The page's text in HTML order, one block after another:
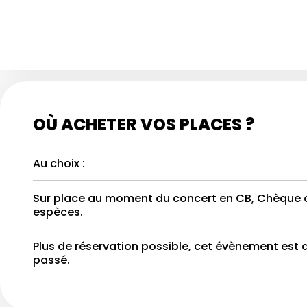
OÙ ACHETER VOS PLACES ?
Au choix :
Sur place au moment du concert en CB, Chèque
espèces.
Plus de réservation possible, cet évènement est
passé.